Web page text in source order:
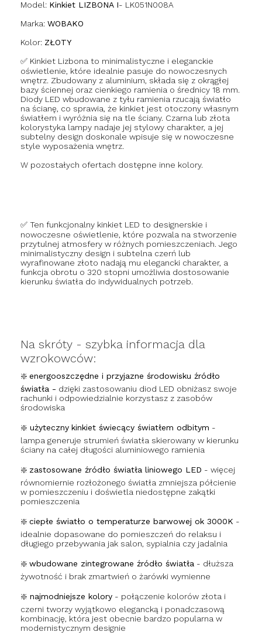
Model: Kinkiet LIZBONA I- LK051N008A
Marka: WOBAKO
Kolor: ZŁOTY
✅ Kinkiet Lizbona to minimalistyczne i eleganckie
oświetlenie, które idealnie pasuje do nowoczesnych
wnętrz. Zbudowany z aluminium, składa się z okrągłej
bazy ściennej oraz cienkiego ramienia o średnicy 18 mm.
Diody LED wbudowane z tyłu ramienia rzucają światło
na ścianę, co sprawia, że kinkiet jest otoczony własnym
światłem i wyróżnia się na tle ściany. Czarna lub złota
kolorystyka lampy nadaje jej stylowy charakter, a jej
subtelny design doskonale wpisuje się w nowoczesne
style wyposażenia wnętrz.
W pozostałych ofertach dostępne inne kolory.
✅ Ten funkcjonalny kinkiet LED to designerskie i
nowoczesne oświetlenie, które pozwala na stworzenie
przytulnej atmosfery w różnych pomieszczeniach. Jego
minimalistyczny design i subtelna czerń lub
wyrafinowane złoto nadają mu elegancki charakter, a
funkcja obrotu o 320 stopni umożliwia dostosowanie
kierunku światła do indywidualnych potrzeb.
Na skróty - szybka informacja dla
wzrokowców:
❇️ energooszczędne i przyjazne środowisku źródło
światła - dzięki zastosowaniu diod LED obniżasz swoje
rachunki i odpowiedzialnie korzystasz z zasobów
środowiska
❇️ użyteczny kinkiet świecący światłem odbitym -
lampa generuje strumień światła skierowany w kierunku
ściany na całej długości aluminiowego ramienia
❇️ zastosowane źródło światła liniowego LED - więcej
równomiernie rozłożonego światła zmniejsza półcienie
w pomieszczeniu i doświetla niedostępne zakątki
pomieszczenia
❇️ ciepłe światło o temperaturze barwowej ok 3000K -
idealnie dopasowane do pomieszczeń do relaksu i
długiego przebywania jak salon, sypialnia czy jadalnia
❇️ wbudowane zintegrowane źródło światła - dłuższa
żywotność i brak zmartwień o żarówki wymienne
❇️ najmodniejsze kolory - połączenie kolorów złota i
czerni tworzy wyjątkowo elegancką i ponadczasową
kombinację, która jest obecnie bardzo popularna w
modernistycznym designie